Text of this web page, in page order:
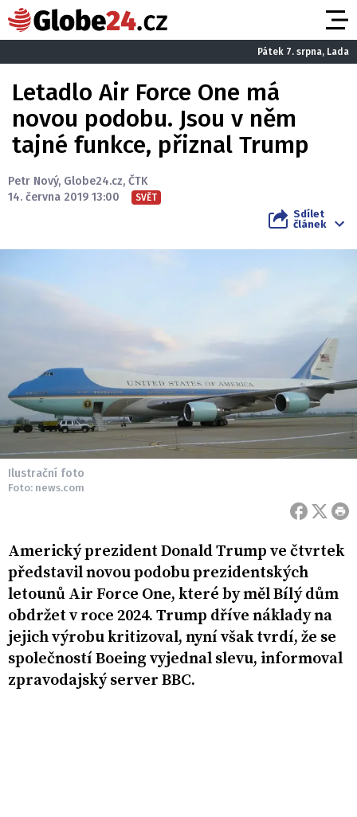
Pátek 7. srpna, Lada
Letadlo Air Force One má
novou podobu. Jsou v něm
tajné funkce, přiznal Trump
Petr Nový, Globe24.cz, ČTK
14. června 2019 13:00
SVĚT
Sdílet
článek
Ilustrační foto
Foto: news.com
Americký prezident Donald Trump ve čtvrtek
představil novou podobu prezidentských
letounů Air Force One, které by měl Bílý dům
obdržet v roce 2024. Trump dříve náklady na
jejich výrobu kritizoval, nyní však tvrdí, že se
společností Boeing vyjednal slevu, informoval
zpravodajský server BBC.